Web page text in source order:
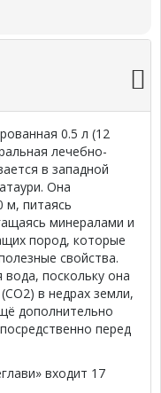
0.5 л (12
лечебно-
в западной
Она
м, питаясь
минералами и
пород, которые
свойства.
поскольку она
в недрах земли,
дополнительно
перед
входит 17